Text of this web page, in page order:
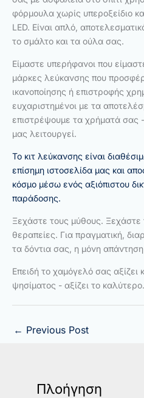
φόρμουλα χωρίς υπεροξείδιο
LED. Είναι απλό,
το σμάλτο και τα ούλα σας.
Είμαστε υπερήφανοι που
μάρκες λεύκανσης που
ικανοποίησης ή επιστροφής
ευχαριστημένοι με τα
επιστρέψουμε τα χρήματά σας -
μας λειτουργεί.
Το κιτ λεύκανσης είναι
επίσημη ιστοσελίδα μας και
κόσμο μέσω ενός αξιόπιστου
παράδοσης.
Ξεχάστε τους μύθους. Ξεχάστε
θεραπείες. Για πραγματική,
τα δόντια σας, η μόνη
Επειδή το χαμόγελό σας
ψησίματος - αξίζει το καλύτερο.
← Previous Post
Πλοήγηση